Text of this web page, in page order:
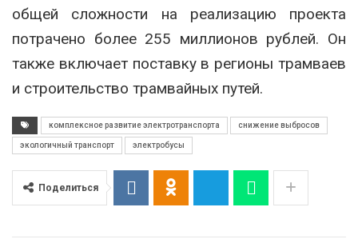
общей сложности на реализацию проекта
потрачено более 255 миллионов рублей. Он
также включает поставку в регионы трамваев
и строительство трамвайных путей.
комплексное развитие электротранспорта снижение выбросов
экологичный транспорт электробусы
Поделиться